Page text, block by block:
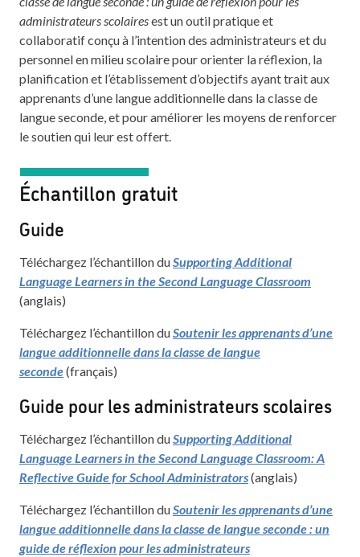
administrateurs scolairesest un outil pratique et
collaboratif conçu à l’intention des administrateurs et du
personnel en milieu scolaire pour orienter la réflexion, la
planification et l’établissement d’objectifs ayant trait aux
apprenants d’une langue additionnelle dans la classe de
langue seconde, et pour améliorer les moyens de renforcer
le soutien qui leur est offert.
Échantillon gratuit
Guide
Téléchargez l’échantillon duSupporting Additional
Language Learners in the Second Language Classroom
(anglais)
Téléchargez l’échantillon duSoutenir les apprenants d’une
langue additionnelle dans la classe de langue
seconde(français)
Guide pour les administrateurs scolaires
Téléchargez l’échantillon duSupporting Additional
Language Learners in the Second Language Classroom: A
Reflective Guide for School Administrators(anglais)
Téléchargez l’échantillon duSoutenir les apprenants d’une
langue additionnelle dans la classe de langue seconde : un
guide de réflexion pour les administrateurs